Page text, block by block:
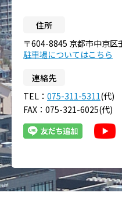
住所
〒604-8845 京都市中京区
駐車場についてはこちら
連絡先
TEL： 075-311-5311(代)
FAX：075-321-6025(代)